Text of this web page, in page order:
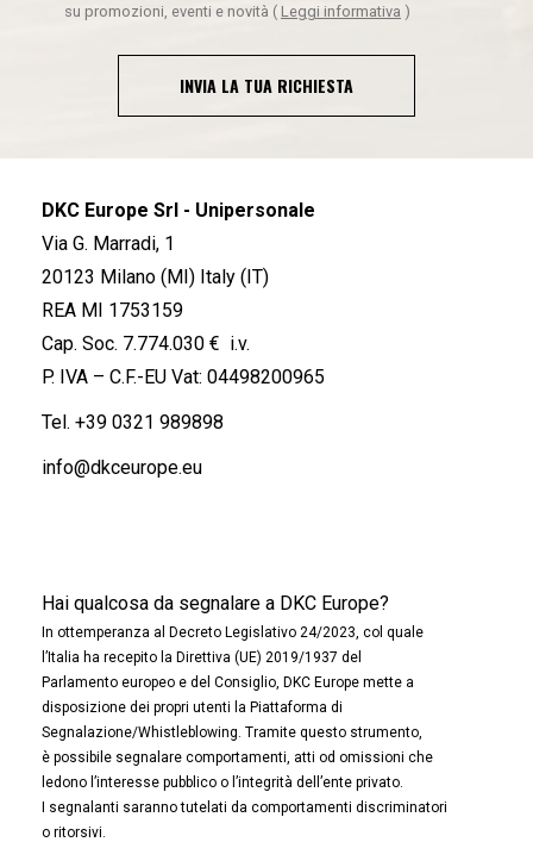
su promozioni, eventi e novità ( Leggi informativa )
INVIA LA TUA RICHIESTA
DKC Europe Srl - Unipersonale
Via G. Marradi, 1
20123 Milano (MI) Italy (IT)
REA MI 1753159
Cap. Soc. 7.774.030 € i.v.
P. IVA – C.F.-EU Vat: 04498200965
Tel. +39 0321 989898
info@dkceurope.eu
Hai qualcosa da segnalare a DKC Europe?
In ottemperanza al Decreto Legislativo 24/2023, col quale
l’Italia ha recepito la Direttiva (UE) 2019/1937 del
Parlamento europeo e del Consiglio, DKC Europe mette a
disposizione dei propri utenti la Piattaforma di
Segnalazione/Whistleblowing. Tramite questo strumento,
è possibile segnalare comportamenti, atti od omissioni che
ledono l’interesse pubblico o l’integrità dell’ente privato.
I segnalanti saranno tutelati da comportamenti discriminatori
o ritorsivi.